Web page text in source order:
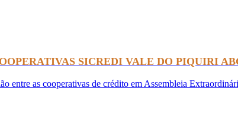
SICREDI VALE DO PIQUIRI
entre as cooperativas de crédito em Assembleia